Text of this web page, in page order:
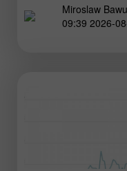
Miroslaw
09:39 2026-